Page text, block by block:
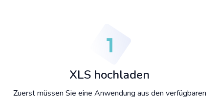
XLS hochladen
Zuerst müssen Sie eine Anwendung aus den verfügbaren